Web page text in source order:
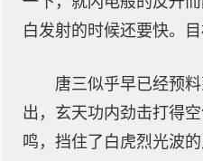
白发射的时候还要快。
唐三似乎早已经预
出，玄天功内劲击打得
鸣，挡住了白虎烈光波的